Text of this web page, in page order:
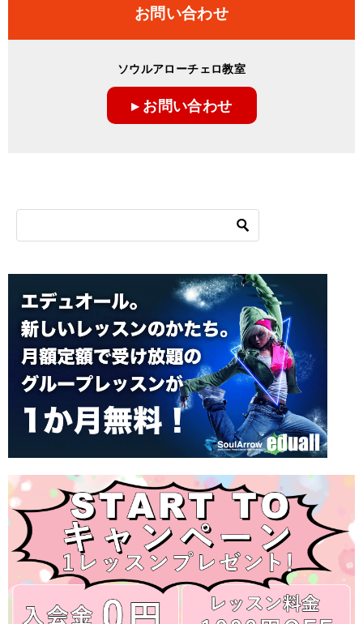
ビ
お問い合わせ
ソウルアローチェロ教室
▸ お問い合わせ